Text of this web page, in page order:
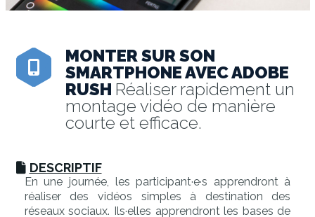
MONTER SUR SON
SMARTPHONE AVEC ADOBE
RUSH Réaliser rapidement un
montage vidéo de manière
courte et efficace.
DESCRIPTIF
En une journée, les participant·e·s apprendront à
réaliser des vidéos simples à destination des
réseaux sociaux. Ils·elles apprendront les bases de